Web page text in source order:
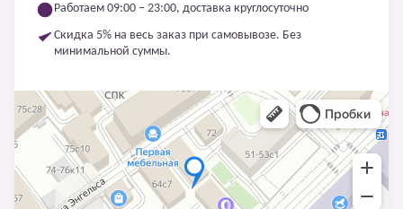
Работаем 09:00 – 23:00, доставка круглосуточно
Скидка 5% на весь заказ при самовывозе. Без
минимальной суммы.